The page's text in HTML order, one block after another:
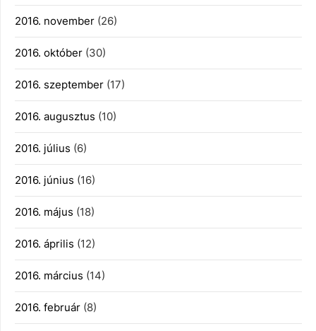
2016. november (26)
2016. október (30)
2016. szeptember (17)
2016. augusztus (10)
2016. július (6)
2016. június (16)
2016. május (18)
2016. április (12)
2016. március (14)
2016. február (8)